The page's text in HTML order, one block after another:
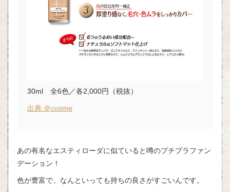
30ml 全6色／各2,000円（税抜）
出典:＠cosme
あの有名なエスティローダに似ていると噂のプチプラファン
デーション！
色が豊富で、なんといっても持ちの良さがすごいんです。